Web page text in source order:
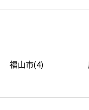
福山市(4)